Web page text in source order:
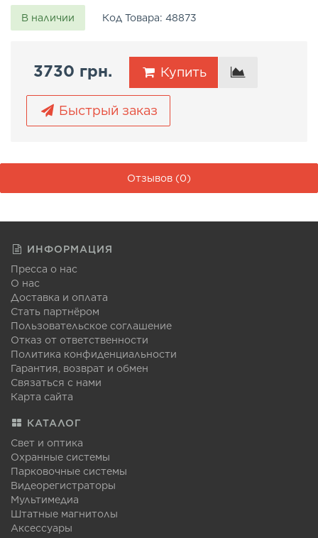
В наличии Код Товара: 48873
3730 грн. Купить
Быстрый заказ
Отзывов (0)
ИНФОРМАЦИЯ
Пресса о нас
О нас
Доставка и оплата
Стать партнёром
Пользовательское соглашение
Отказ от ответственности
Политика конфиденциальности
Гарантия, возврат и обмен
Связаться с нами
Карта сайта
КАТАЛОГ
Свет и оптика
Охранные системы
Парковочные системы
Видеорегистраторы
Мультимедиа
Штатные магнитолы
Аксессуары